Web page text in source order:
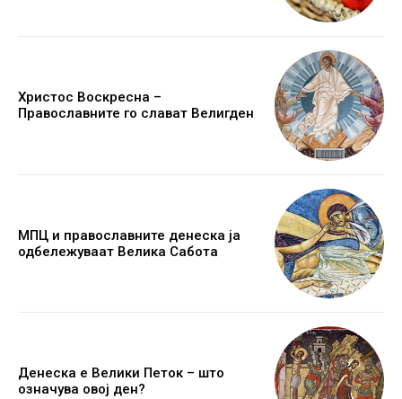
Христос Воскресна –
Православните го слават Велигден
МПЦ и православните денеска ја
одбележуваат Велика Сабота
Денеска е Велики Петок – што
означува овој ден?